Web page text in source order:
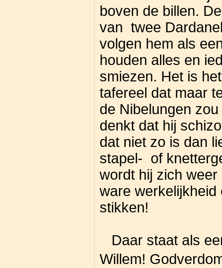
boven de billen.
van twee
volgen hem als
houden alles en
smiezen. Het is
tafereel dat maar
de Nibelungen
denkt dat hij
dat niet zo is dan
stapel- of
wordt hij zich
ware
stikken!
Daar staat als
Willem!